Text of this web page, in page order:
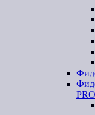
PRO